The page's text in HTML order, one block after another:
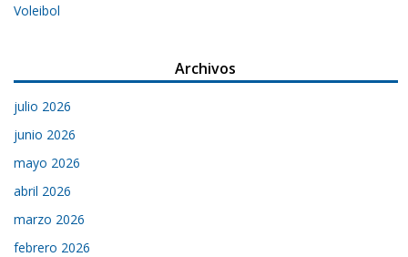
Voleibol
Archivos
julio 2026
junio 2026
mayo 2026
abril 2026
marzo 2026
febrero 2026